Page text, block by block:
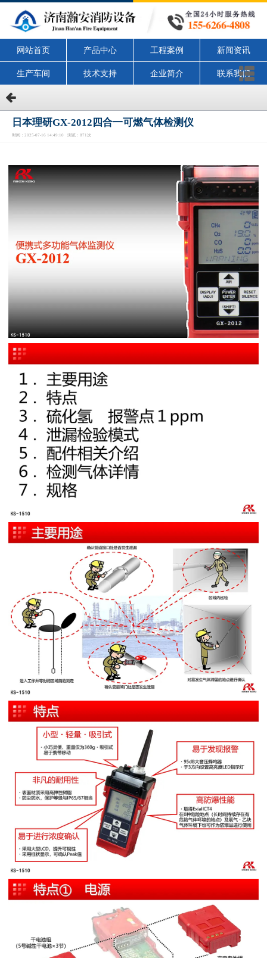
网站首页 产品中心 工程案例 新闻资讯
生产车间 技术支持 企业简介 联系我们
日本理研GX-2012四合一可燃气体检测仪
时间：2025-07-16 14:49:10 浏览：871次